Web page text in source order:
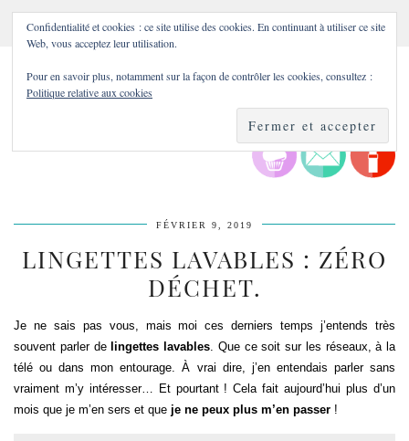
FÉVRIER 9, 2019
LINGETTES LAVABLES : ZÉRO
DÉCHET.
Je ne sais pas vous, mais moi ces derniers temps j’entends très
souvent parler de lingettes lavables . Que ce soit sur les réseaux, à la
télé ou dans mon entourage. À vrai dire, j’en entendais parler sans
vraiment m’y intéresser… Et pourtant ! Cela fait aujourd’hui plus d’un
mois que je m’en sers et que je ne peux plus m’en passer !
Confidentialité et cookies : ce site utilise des cookies. En continuant à utiliser ce site
Web, vous acceptez leur utilisation.
Pour en savoir plus, notamment sur la façon de contrôler les cookies, consultez :
Politique relative aux cookies